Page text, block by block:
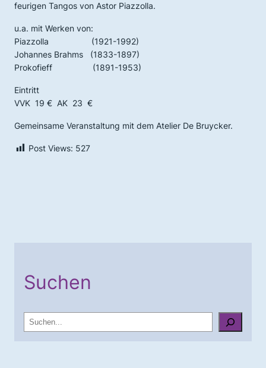
feurigen Tangos von Astor Piazzolla.
u.a. mit Werken von:
Piazzolla (1921-1992)
Johannes Brahms (1833-1897)
Prokofieff (1891-1953)
Eintritt
VVK 19 € AK 23 €
Gemeinsame Veranstaltung mit dem Atelier De Bruycker.
Post Views: 527
Suchen
u